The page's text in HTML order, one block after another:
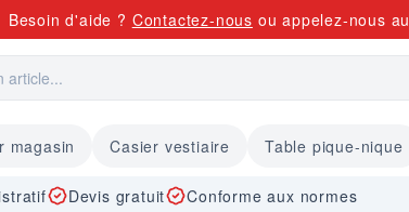
Besoin d'aide ? Contactez-nous ou appelez-nous au
magasin Casier vestiaire Table pique-nique
Devis gratuit Conforme aux normes